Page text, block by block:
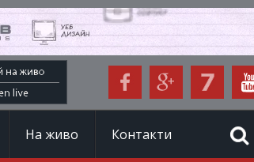
На живо Контакти